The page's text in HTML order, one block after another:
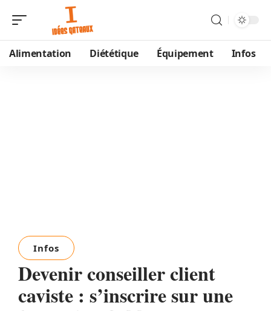
Alimentation Diététique Équipement Infos
Infos
Devenir conseiller client
caviste : s’inscrire sur une